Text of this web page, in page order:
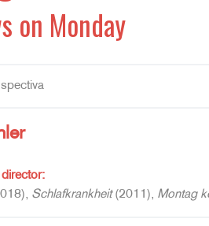
on Monday
Schlafkrankheit(2011), Montag